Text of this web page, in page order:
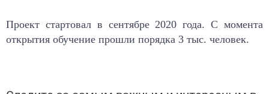
Проект стартовал в сентябре 2020 года. С момента
открытия обучение прошли порядка 3 тыс. человек.